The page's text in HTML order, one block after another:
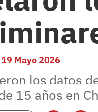
19 Mayo 2026
los datos
15 años en